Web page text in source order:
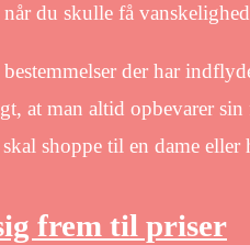
du skulle få
der har
at man altid opbevarer sin
shoppe til en dame eller
frem til priser